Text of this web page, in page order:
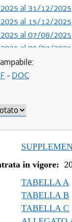
al 31/12/2025
al 15/12/2025
al 07/08/2025
al 09/07/2025
al 04/06/2025
al 13/05/2024
al 31/12/2022
al 03/08/2022
al 13/06/2022
al 31/12/2021
al 05/11/2021
al 11/08/2021
- DOC
in vigore:
TABELLA A
TABELLA B
TABELLA C